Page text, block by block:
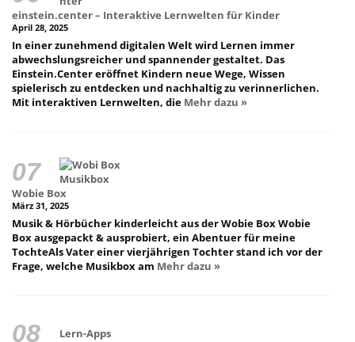
einstein.center – Interaktive Lernwelten für Kinder
April 28, 2025
In einer zunehmend digitalen Welt wird Lernen immer
abwechslungsreicher und spannender gestaltet. Das
Einstein.Center eröffnet Kindern neue Wege, Wissen
spielerisch zu entdecken und nachhaltig zu verinnerlichen.
Mit interaktiven Lernwelten, die Mehr dazu »
Wobie Box
März 31, 2025
Musik & Hörbücher kinderleicht aus der Wobie Box Wobie
Box ausgepackt & ausprobiert, ein Abentuer für meine
TochteAls Vater einer vierjährigen Tochter stand ich vor der
Frage, welche Musikbox am Mehr dazu »
Lern-Apps